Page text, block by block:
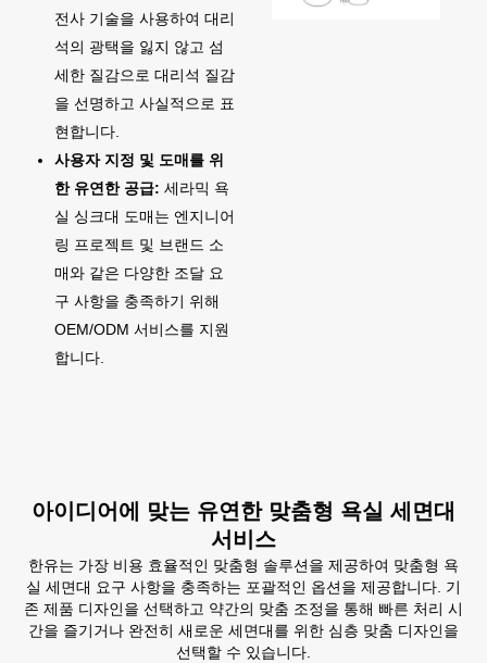
전사 기술을 사용하여 대리
석의 광택을 잃지 않고 섬
세한 질감으로 대리석 질감
을 선명하고 사실적으로 표
현합니다.
사용자 지정 및 도매를 위
한 유연한 공급: 세라믹 욕
실 싱크대 도매는 엔지니어
링 프로젝트 및 브랜드 소
매와 같은 다양한 조달 요
구 사항을 충족하기 위해
OEM/ODM 서비스를 지원
합니다.
아이디어에 맞는 유연한 맞춤형 욕실 세면대
서비스
한유는 가장 비용 효율적인 맞춤형 솔루션을 제공하여 맞춤형 욕
실 세면대 요구 사항을 충족하는 포괄적인 옵션을 제공합니다. 기
존 제품 디자인을 선택하고 약간의 맞춤 조정을 통해 빠른 처리 시
간을 즐기거나 완전히 새로운 세면대를 위한 심층 맞춤 디자인을
선택할 수 있습니다.